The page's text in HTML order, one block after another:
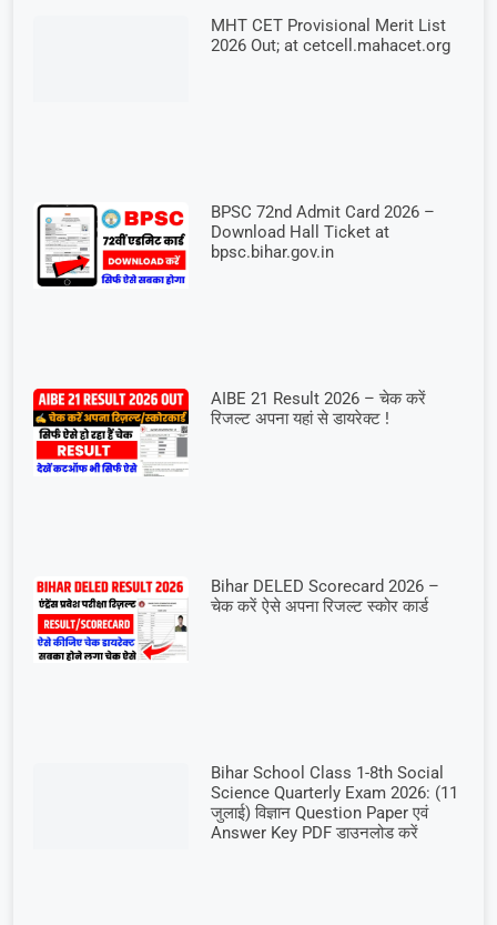
MHT CET Provisional Merit List
2026 Out; at cetcell.mahacet.org
BPSC 72nd Admit Card 2026 –
Download Hall Ticket at
bpsc.bihar.gov.in
AIBE 21 Result 2026 – चेक करें
रिजल्ट अपना यहां से डायरेक्ट !
Bihar DELED Scorecard 2026 –
चेक करें ऐसे अपना रिजल्ट स्कोर कार्ड
Bihar School Class 1-8th Social
Science Quarterly Exam 2026: (11
जुलाई) विज्ञान Question Paper एवं
Answer Key PDF डाउनलोड करें